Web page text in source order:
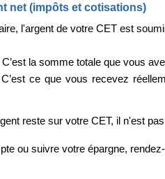
net (impôts et cotisations)
l'argent de votre CET est
C’est la somme totale que vous
ce que vous recevez
reste sur votre CET, il n'est
ou suivre votre épargne,